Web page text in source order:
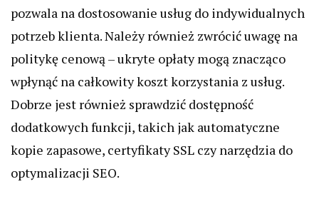
pozwala na dostosowanie usług do indywidualnych
potrzeb klienta. Należy również zwrócić uwagę na
politykę cenową – ukryte opłaty mogą znacząco
wpłynąć na całkowity koszt korzystania z usług.
Dobrze jest również sprawdzić dostępność
dodatkowych funkcji, takich jak automatyczne
kopie zapasowe, certyfikaty SSL czy narzędzia do
optymalizacji SEO.